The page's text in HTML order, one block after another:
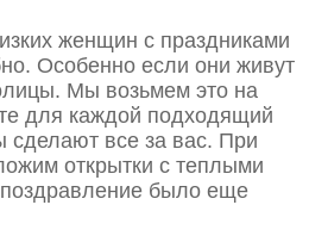
женщин с праздниками
Особенно если они живут
Мы возьмем это на
для каждой подходящий
сделают все за вас. При
открытки с теплыми
было еще